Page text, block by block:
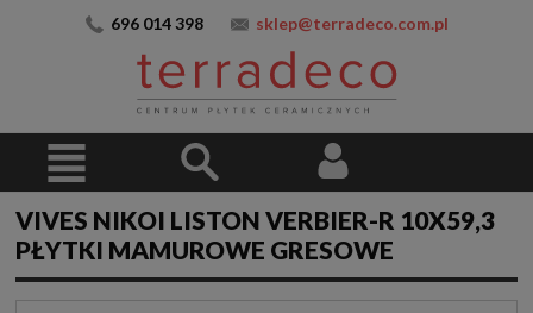
696 014 398 sklep@terradeco.com.pl
VIVES NIKOI LISTON VERBIER-R 10X59,3
PŁYTKI MAMUROWE GRESOWE